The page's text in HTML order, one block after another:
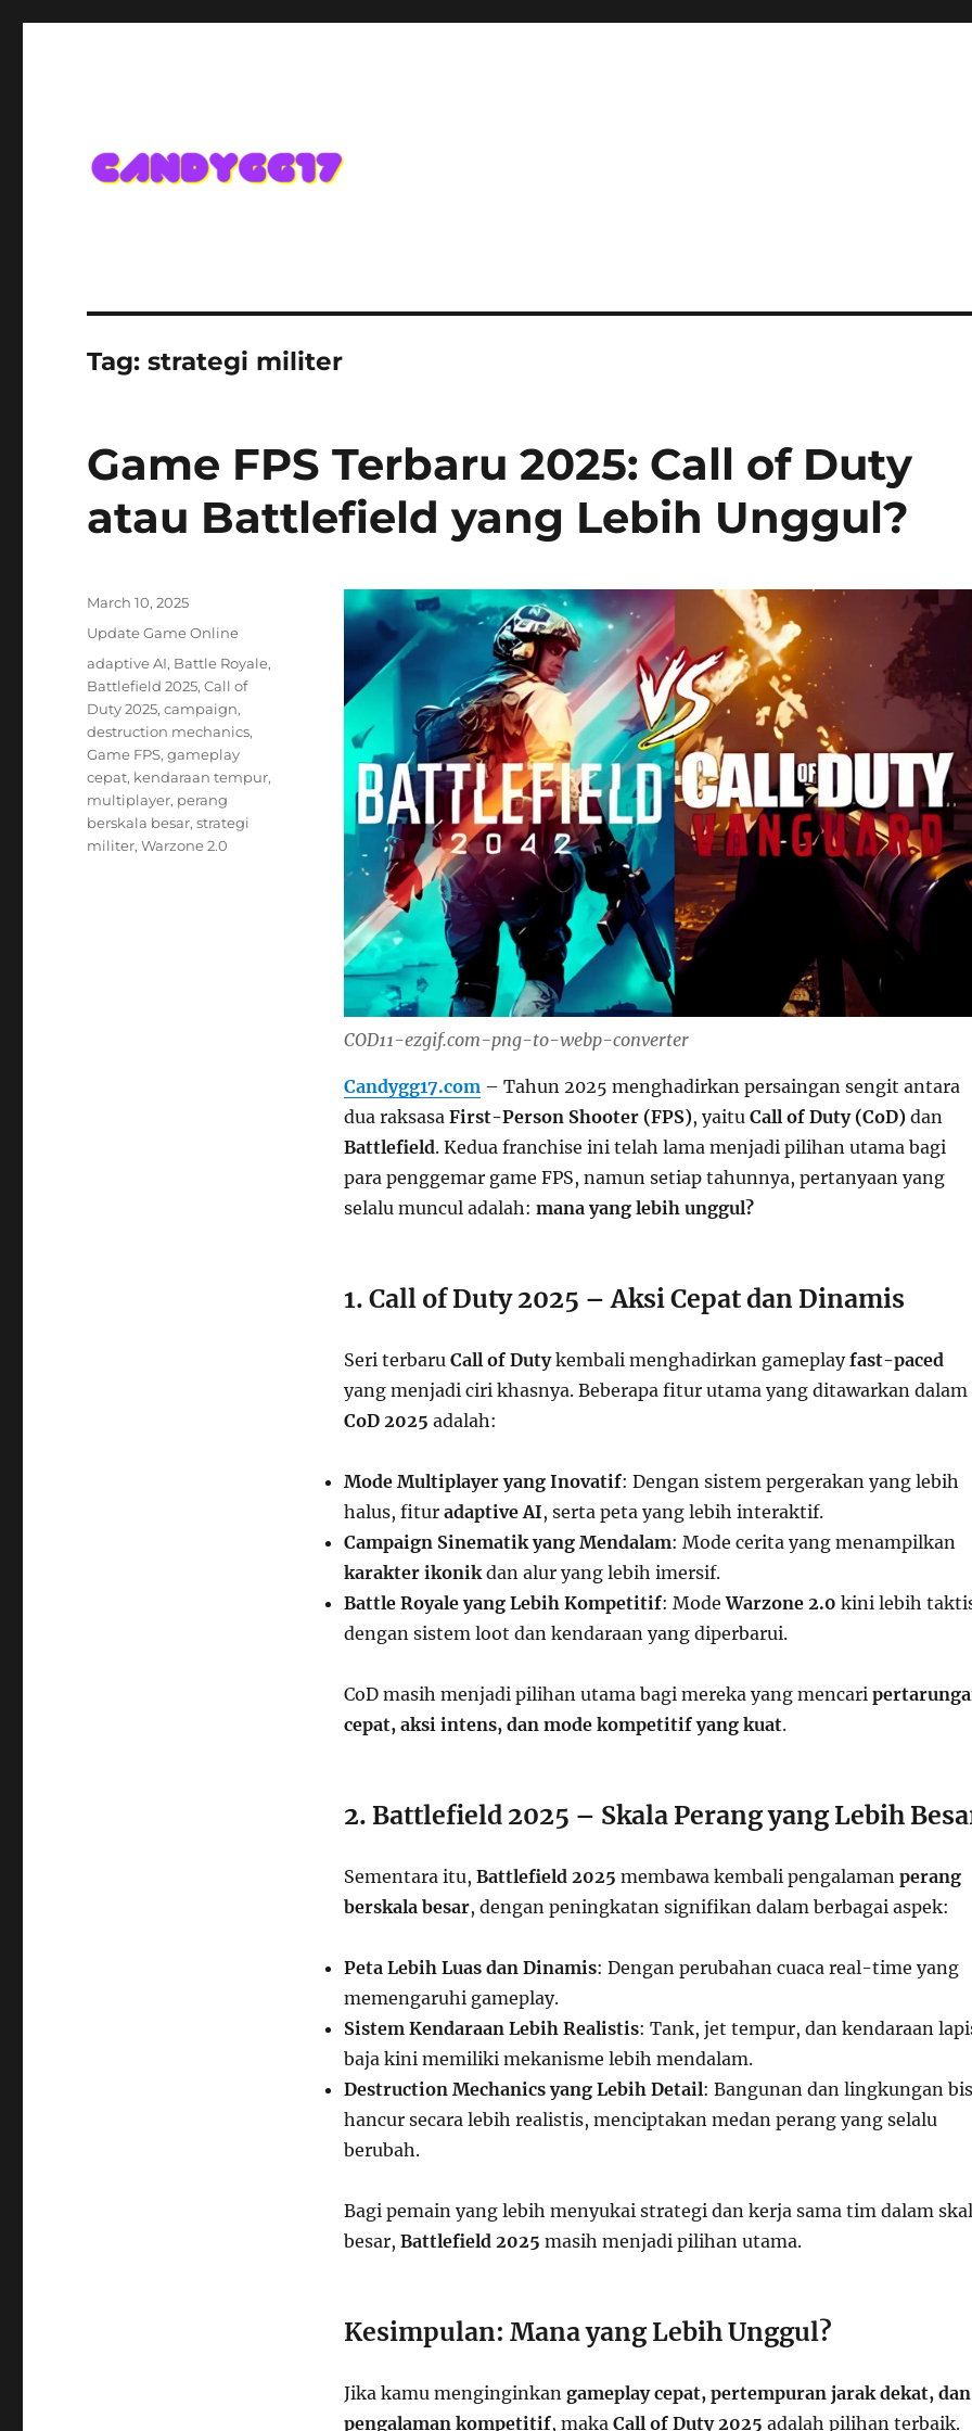
Tag:strategi militer
Game FPS Terbaru 2025: Call of Duty
atau Battlefield yang Lebih Unggul?
COD11-ezgif.com-png-to-webp-converter
Candygg17.com – Tahun 2025 menghadirkan persaingan sengit antara
dua raksasa First-Person Shooter (FPS), yaitu Call of Duty (CoD)dan
Battlefield. Kedua franchise ini telah lama menjadi pilihan utama bagi
para penggemar game FPS, namun setiap tahunnya, pertanyaan yang
selalu muncul adalah: mana yang lebih unggul?
1. Call of Duty 2025 – Aksi Cepat dan Dinamis
Seri terbaru Call of Dutykembali menghadirkan gameplayfast-paced
yang menjadi ciri khasnya. Beberapa fitur utama yang ditawarkan dalam
CoD 2025 adalah:
Mode Multiplayer yang Inovatif: Dengan sistem pergerakan yang lebih
halus, fitur adaptive AI, serta peta yang lebih interaktif.
Campaign Sinematik yang Mendalam: Mode cerita yang menampilkan
karakter ikonikdan alur yang lebih imersif.
Battle Royale yang Lebih Kompetitif: ModeWarzone 2.0 kini lebih
dengan sistem loot dan kendaraan yang diperbarui.
CoD masih menjadi pilihan utama bagi mereka yang mencari
cepat, aksi intens, dan mode kompetitif yang kuat.
2. Battlefield 2025 – Skala Perang yang Lebih
Sementara itu, Battlefield 2025 membawa kembali pengalaman perang
berskala besar, dengan peningkatan signifikan dalam berbagai aspek:
Peta Lebih Luas dan Dinamis: Dengan perubahan cuaca real-time yang
memengaruhi gameplay.
Sistem Kendaraan Lebih Realistis: Tank, jet tempur, dan kendaraan
baja kini memiliki mekanisme lebih mendalam.
Destruction Mechanics yang Lebih Detail: Bangunan dan lingkungan
hancur secara lebih realistis, menciptakan medan perang yang selalu
berubah.
Bagi pemain yang lebih menyukai strategi dan kerja sama tim dalam
besar, Battlefield 2025 masih menjadi pilihan utama.
Kesimpulan: Mana yang Lebih Unggul?
Jika kamu menginginkan gameplay cepat, pertempuran jarak dekat, dan
pengalaman kompetitif, maka Call of Duty 2025 adalah pilihan terbaik.
Posted
March 10, 2025
Categories
Update Game Online
Tags
adaptive AI, Battle Royale,
Battlefield 2025,Call of
Duty 2025,campaign,
destruction mechanics,
Game FPS,gameplay
cepat, kendaraan tempur,
multiplayer, perang
berskala besar,strategi
militer,Warzone 2.0